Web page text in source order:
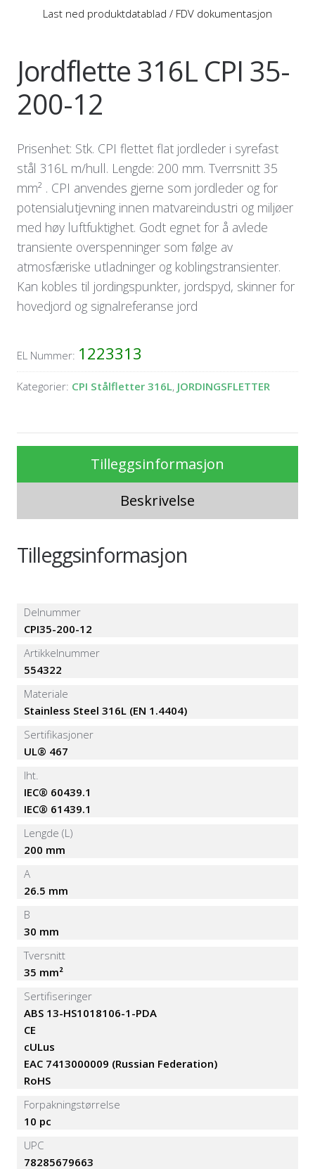
Last ned produktdatablad / FDV dokumentasjon
Jordflette 316L CPI 35-
200-12
Prisenhet: Stk. CPI flettet flat jordleder i syrefast
stål 316L m/hull. Lengde: 200 mm. Tverrsnitt 35
mm² . CPI anvendes gjerne som jordleder og for
potensialutjevning innen matvareindustri og miljøer
med høy luftfuktighet. Godt egnet for å avlede
transiente overspenninger som følge av
atmosfæriske utladninger og koblingstransienter.
Kan kobles til jordingspunkter, jordspyd, skinner for
hovedjord og signalreferanse jord
EL Nummer: 1223313
Kategorier: CPI Stålfletter 316L, JORDINGSFLETTER
Tilleggsinformasjon
Beskrivelse
Tilleggsinformasjon
Delnummer
CPI35-200-12
Artikkelnummer
554322
Materiale
Stainless Steel 316L (EN 1.4404)
Sertifikasjoner
UL® 467
Iht.
IEC® 60439.1
IEC® 61439.1
Lengde (L)
200 mm
A
26.5 mm
B
30 mm
Tversnitt
35 mm²
Sertifiseringer
ABS 13-HS1018106-1-PDA
CE
cULus
EAC 7413000009 (Russian Federation)
RoHS
Forpakningstørrelse
10 pc
UPC
78285679663